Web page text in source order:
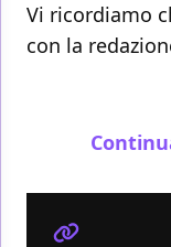
Vi ricordiamo
con la